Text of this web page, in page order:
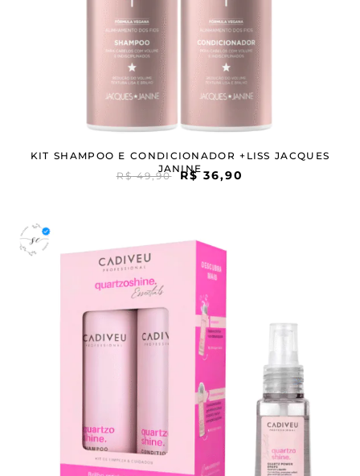
KIT SHAMPOO E CONDICIONADOR +LISS JACQUES
JANINE
R$49,90 R$36,90